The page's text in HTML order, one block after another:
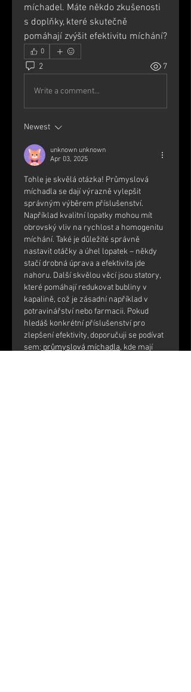
míchadel. Máte někdo zkušenosti
s doplňky, které skutečně
pomáhají zvýšit efektivitu míchání?
0
2 7
Write a comment...
Newest
unknown unknown
Apr 03, 2025
Tohle je skvělá otázka! Průmyslová
míchadla se dají výrazně vylepšit
správným výběrem příslušenství.
Například kvalitní lopatky mohou mít
obrovský vliv na rychlost a homogenitu
míchání. Také je důležité správně
nastavit otáčky a úhel lopatek – někdy
stačí drobná úprava a efektivita jde
nahoru. Další skvělou věcí jsou statory,
které pomáhají redukovat bubliny v
kapalině, což je zásadní například v
potravinářství nebo farmacii. Pokud
hledáš konkrétní příslušenství pro
zlepšení efektivity, doporučuji se podívat
sem: průmyslová míchadla, kde mají